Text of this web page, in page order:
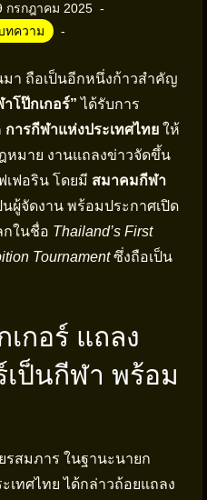
กรกฎาคม 2025
ทความ
า ถือเป็นอีกหนึ่งก้าวสำคัญ
าโป๊กเกอร์” ได้รับการ
การกีฬาแห่งประเทศไทย ให้
มาย งานแถลงข่าวจัดขึ้น
เฟอริน โดยมี สมาคมกีฬา
นผู้จัดงาน พร้อมประกาศเปิด
กในชื่อ Thailand’s First
Tournamentซึ่งถือเป็น
กอร์ แถลง
เป็นกีฬา พร้อม
สมภาร ในฐานะนายก
เทศไทย ได้กล่าวถ้อยแถลง